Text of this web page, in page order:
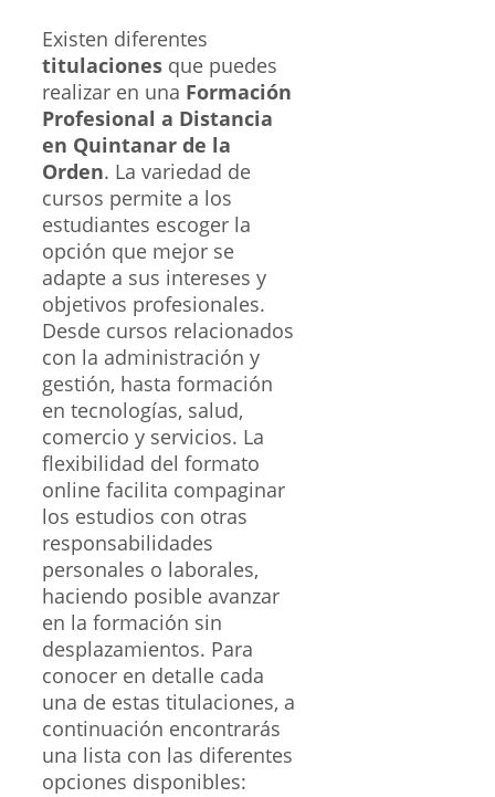
Existen diferentes
titulaciones que puedes
realizar en una Formación
Profesional a Distancia
en Quintanar de la
Orden. La variedad de
cursos permite a los
estudiantes escoger la
opción que mejor se
adapte a sus intereses y
objetivos profesionales.
Desde cursos relacionados
con la administración y
gestión, hasta formación
en tecnologías, salud,
comercio y servicios. La
flexibilidad del formato
online facilita compaginar
los estudios con otras
responsabilidades
personales o laborales,
haciendo posible avanzar
en la formación sin
desplazamientos. Para
conocer en detalle cada
una de estas titulaciones, a
continuación encontrarás
una lista con las diferentes
opciones disponibles: